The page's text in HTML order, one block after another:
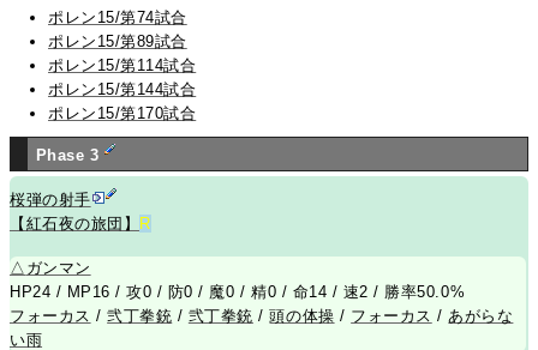
ポレン15/第74試合
ポレン15/第89試合
ポレン15/第114試合
ポレン15/第144試合
ポレン15/第170試合
Phase 3
桜弾の射手
【紅石夜の旅団】
R
△ ガンマン
HP24 / MP16 / 攻0 / 防0 / 魔0 / 精0 / 命14 / 速2 / 勝率50.0%
フォーカス /弐丁拳銃 / 弐丁拳銃 /頭の体操 / フォーカス / あがらな
い雨